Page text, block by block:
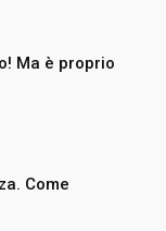
Ma è proprio
Come